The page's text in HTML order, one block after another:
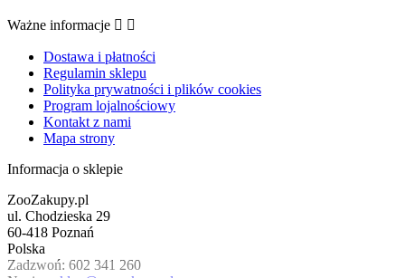
Ważne informacje  
Dostawa i płatności
Regulamin sklepu
Polityka prywatności i plików cookies
Program lojalnościowy
Kontakt z nami
Mapa strony
Informacja o sklepie
ZooZakupy.pl
ul. Chodzieska 29
60-418 Poznań
Polska
Zadzwoń: 602 341 260Kontynuując przeglądanie tej witryny, zgadzasz się